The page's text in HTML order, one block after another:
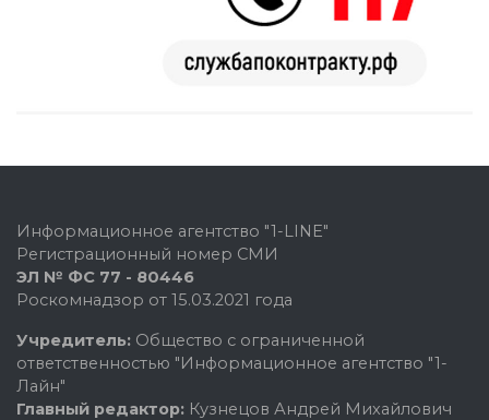
Информационное агентство "1-LINE"
Регистрационный номер СМИ
ЭЛ № ФС 77 - 80446
Роскомнадзор от 15.03.2021 года
Учредитель: Общество с ограниченной
ответственностью "Информационное агентство "1-
Лайн"
Главный редактор: Кузнецов Андрей Михайлович